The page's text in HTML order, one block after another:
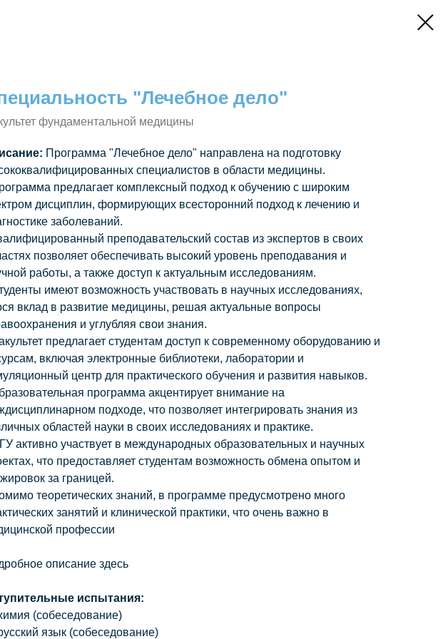
"Лечебное дело"
фундаментальной медицины
Программа "Лечебное дело" направлена на подготовку
специалистов в области медицины.
предлагает комплексный подход к обучению с широким
дисциплин, формирующих всесторонний подход к лечению и
заболеваний.
преподавательский состав из экспертов в своих
позволяет обеспечивать высокий уровень преподавания и
работы, а также доступ к актуальным исследованиям.
имеют возможность участвовать в научных исследованиях,
вклад в развитие медицины, решая актуальные вопросы
и углубляя свои знания.
предлагает студентам доступ к современному оборудованию и
включая электронные библиотеки, лаборатории и
центр для практического обучения и развития навыков.
программа акцентирует внимание на
подходе, что позволяет интегрировать знания из
областей науки в своих исследованиях и практике.
активно участвует в международных образовательных и научных
что предоставляет студентам возможность обмена опытом и
за границей.
теоретических знаний, в программе предусмотрено много
занятий и клинической практики, что очень важно в
профессии
описание здесь
испытания:
(собеседование)
язык (собеседование)